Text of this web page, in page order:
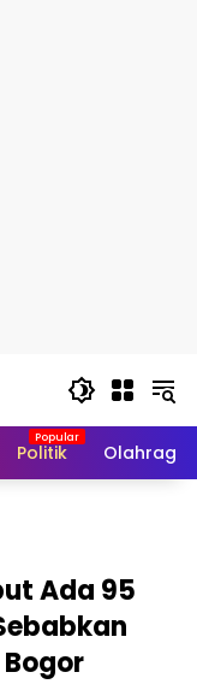
Politik Olahraga
Ada 95